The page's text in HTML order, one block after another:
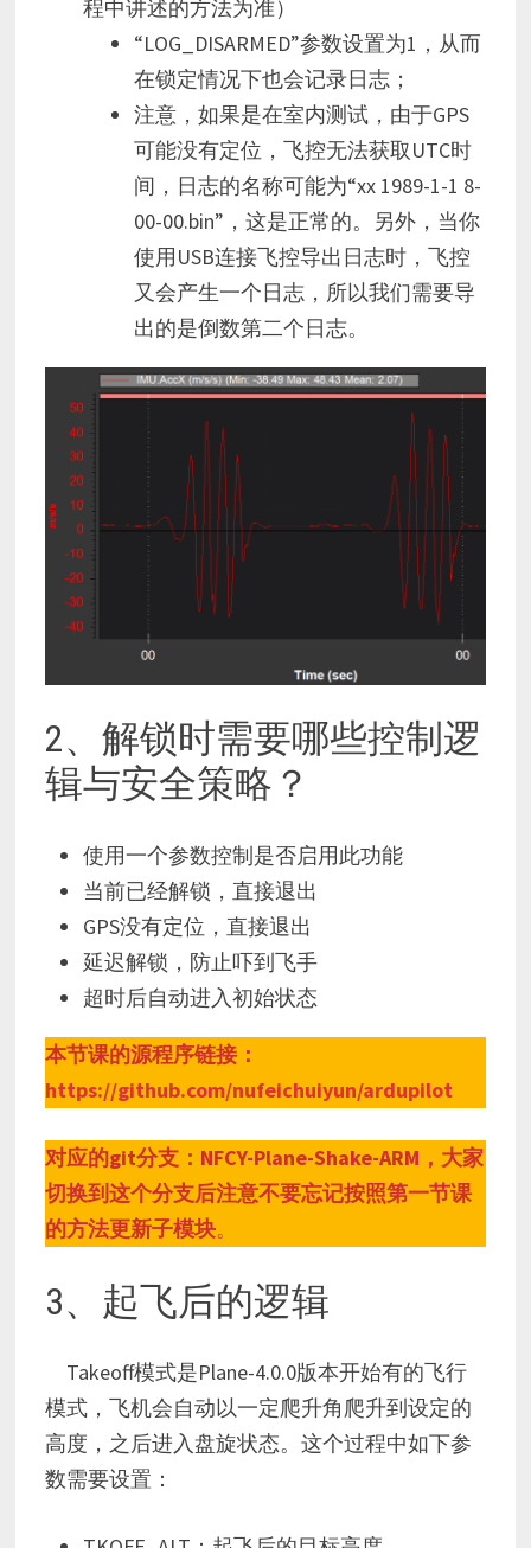
程中讲述的方法为准）
“LOG_DISARMED”参数设置为1，从而
在锁定情况下也会记录日志；
注意，如果是在室内测试，由于GPS
可能没有定位，飞控无法获取UTC时
间，日志的名称可能为“xx 1989-1-1 8-
00-00.bin”，这是正常的。另外，当你
使用USB连接飞控导出日志时，飞控
又会产生一个日志，所以我们需要导
出的是倒数第二个日志。
2、解锁时需要哪些控制逻
辑与安全策略？
使用一个参数控制是否启用此功能
当前已经解锁，直接退出
GPS没有定位，直接退出
延迟解锁，防止吓到飞手
超时后自动进入初始状态
本节课的源程序链接：
https://github.com/nufeichuiyun/ardupilot
对应的git分支：NFCY-Plane-Shake-ARM，大家
切换到这个分支后注意不要忘记按照第一节课
的方法更新子模块。
3、起飞后的逻辑
Takeoff模式是Plane-4.0.0版本开始有的飞行
模式，飞机会自动以一定爬升角爬升到设定的
高度，之后进入盘旋状态。这个过程中如下参
数需要设置：